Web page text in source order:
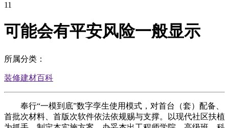
11
可能会有平安风险一般显示
所属分类：
装修建材百科
奉行“一模到底”数字孪生使用模式，对首台（套）配备、
首批次材料、首版次软件依法依规赐与支撑。以现代社区扶植